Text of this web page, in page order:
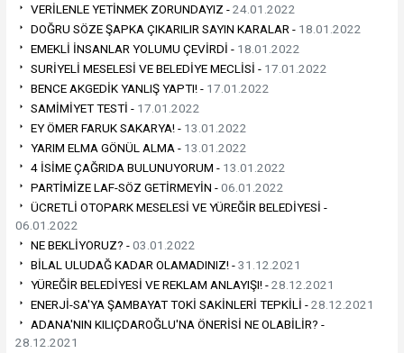
VERİLENLE YETİNMEK ZORUNDAYIZ -24.01.2022
DOĞRU SÖZE ŞAPKA ÇIKARILIR SAYIN KARALAR - 18.01.2022
EMEKLİ İNSANLAR YOLUMU ÇEVİRDİ - 18.01.2022
SURİYELİ MESELESİ VE BELEDİYE MECLİSİ - 17.01.2022
BENCE AKGEDİK YANLIŞ YAPTI! - 17.01.2022
SAMİMİYET TESTİ - 17.01.2022
EY ÖMER FARUK SAKARYA! - 13.01.2022
YARIM ELMA GÖNÜL ALMA - 13.01.2022
4 İSİME ÇAĞRIDA BULUNUYORUM - 13.01.2022
PARTİMİZE LAF-SÖZ GETİRMEYİN -06.01.2022
ÜCRETLİ OTOPARK MESELESİ VE YÜREĞİR BELEDİYESİ -
06.01.2022
NE BEKLİYORUZ? -03.01.2022
BİLAL ULUDAĞ KADAR OLAMADINIZ! -31.12.2021
YÜREĞİR BELEDİYESİ VE REKLAM ANLAYIŞI! -28.12.2021
ENERJİ-SA'YA ŞAMBAYAT TOKİ SAKİNLERİ TEPKİLİ -28.12.2021
ADANA'NIN KILIÇDAROĞLU'NA ÖNERİSİ NE OLABİLİR? -
28.12.2021